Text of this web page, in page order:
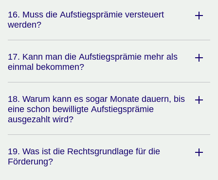
16. Muss die Aufstiegsprämie versteuert
werden?
17. Kann man die Aufstiegsprämie mehr als
einmal bekommen?
18. Warum kann es sogar Monate dauern, bis
eine schon bewilligte Aufstiegsprämie
ausgezahlt wird?
19. Was ist die Rechtsgrundlage für die
Förderung?